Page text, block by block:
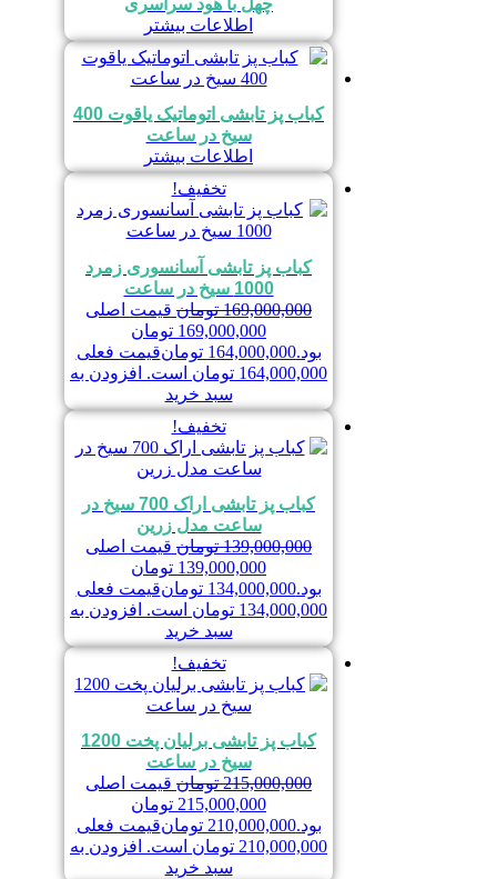
چهل با هود سراسری
اطلاعات بیشتر
کباب پز تابشی اتوماتیک یاقوت 400
سیخ در ساعت
اطلاعات بیشتر
تخفیف!
کباب پز تابشی آسانسوری زمرد
1000 سیخ در ساعت
169,000,000 تومان قیمت اصلی
169,000,000 تومان
بود.164,000,000 تومانقیمت فعلی
164,000,000 تومان است.
افزودن به
سبد خرید
تخفیف!
کباب پز تابشی اراک 700 سیخ در
ساعت مدل زرین
139,000,000 تومان قیمت اصلی
139,000,000 تومان
بود.134,000,000 تومانقیمت فعلی
134,000,000 تومان است.
افزودن به
سبد خرید
تخفیف!
کباب پز تابشی برلیان پخت 1200
سیخ در ساعت
215,000,000 تومان قیمت اصلی
215,000,000 تومان
بود.210,000,000 تومانقیمت فعلی
210,000,000 تومان است.
افزودن به
سبد خرید